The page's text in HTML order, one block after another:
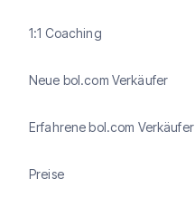
1:1 Coaching
Neue bol.com Verkäufer
Erfahrene bol.com Verkäufer
Preise